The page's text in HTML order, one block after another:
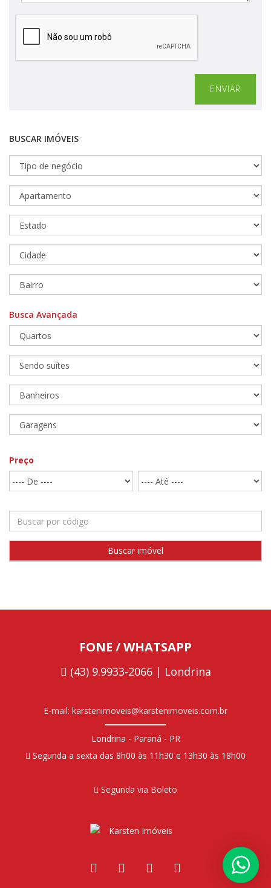
ENVIAR
BUSCAR IMÓVEIS
Busca Avançada
Preço
FONE / WHATSAPP
(43) 9.9933-2066 | Londrina
E-mail: karstenimoveis@karstenimoveis.com.br
Londrina - Paraná - PR
Segunda a sexta das 8h00 às 11h30 e 13h30 às 18h00
Segunda via Boleto